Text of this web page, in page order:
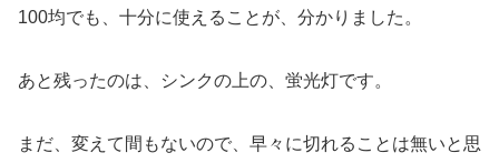
100均でも、十分に使えることが、分かりました。
あと残ったのは、シンクの上の、蛍光灯です。
まだ、変えて間もないので、早々に切れることは無いと思